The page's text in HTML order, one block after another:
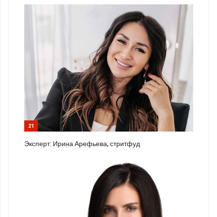
21
Эксперт: Ирина Арефьева, стритфуд